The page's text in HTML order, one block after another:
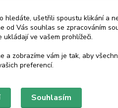
hledáte, ušetřili spoustu klikání a
od Vás souhlas se zpracováním
ukládají ve vašem prohlížeči.
a zobrazíme vám je tak, aby
preferencí.
Souhlasím